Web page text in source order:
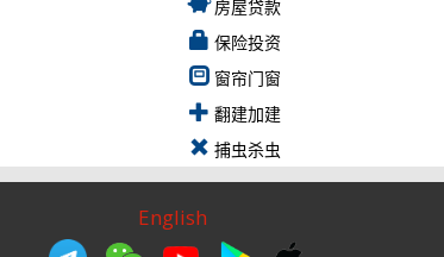
房屋贷款
保险投资
窗帘门窗
翻建加建
捕虫杀虫
English